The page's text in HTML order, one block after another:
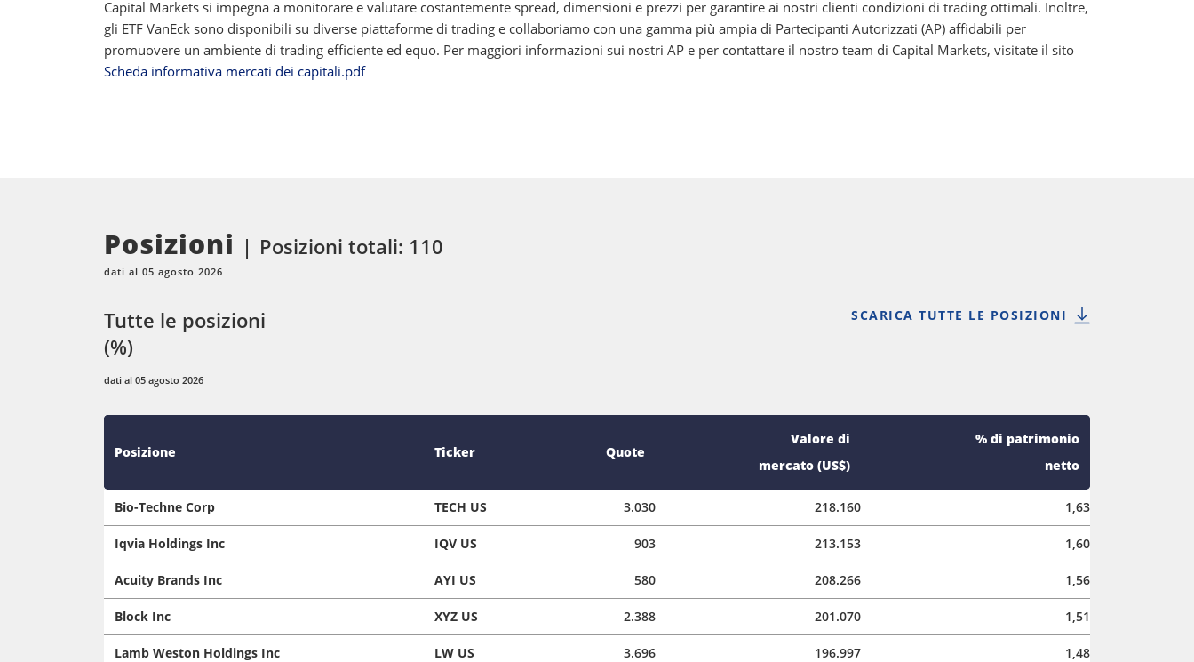
Capital Markets si impegna a monitorare e valutare costantemente spread, dimensioni e prezzi per garantire ai nostri clienti condizioni di trading ottimali. Inoltre,
gli ETF VanEck sono disponibili su diverse piattaforme di trading e collaboriamo con una gamma più ampia di Partecipanti Autorizzati (AP) affidabili per
promuovere un ambiente di trading efficiente ed equo. Per maggiori informazioni sui nostri AP e per contattare il nostro team di Capital Markets, visitate il sito
Scheda informativa mercati dei capitali.pdf
Posizioni
dati al 05 agosto 2026
Posizioni totali: 110
Tutte le posizioni
(%)
dati al 05 agosto 2026
SCARICA TUTTE LE POSIZIONI
Posizione Ticker Quote
Valore di
mercato (US$)
% di patrimonio
netto
Bio-Techne Corp TECH US 3.030 218.160 1,63
Iqvia Holdings Inc IQV US 903 213.153 1,60
Acuity Brands Inc AYI US 580 208.266 1,56
Block Inc XYZ US 2.388 201.070 1,51
Lamb Weston Holdings Inc LW US 3.696 196.997 1,48